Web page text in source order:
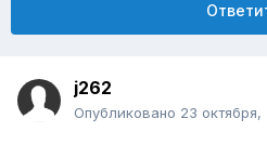
j262
Опубликовано 23 октября,